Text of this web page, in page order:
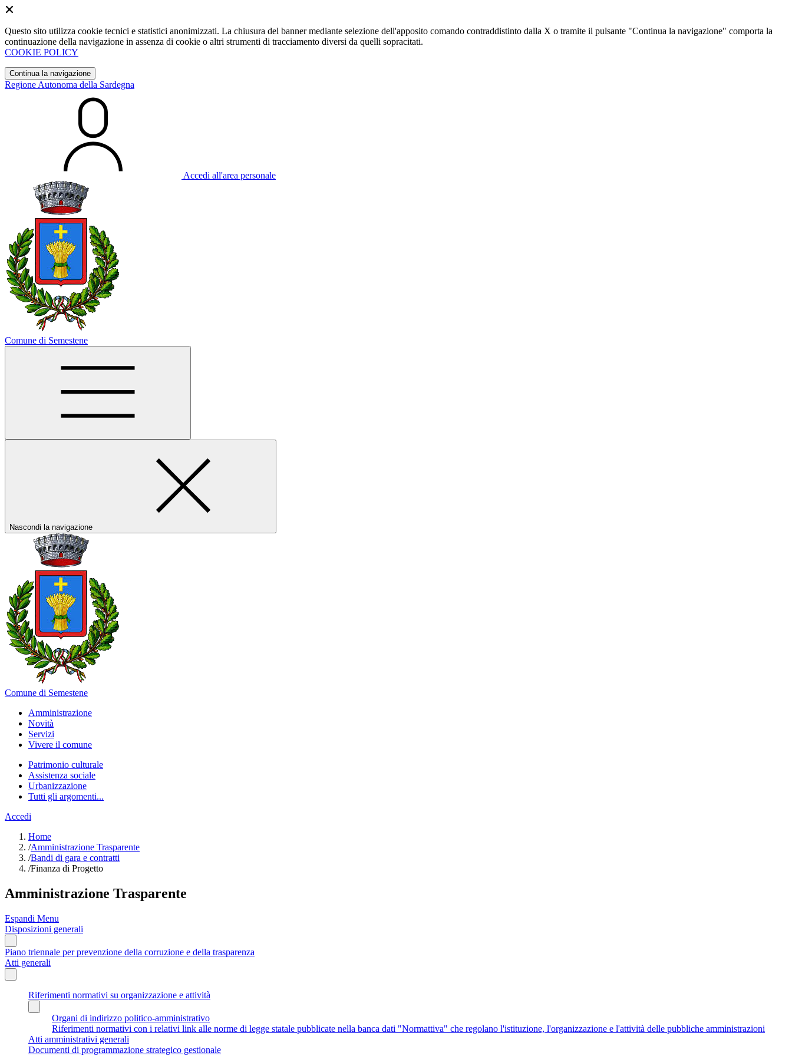
Questo sito utilizza cookie tecnici e statistici anonimizzati. La chiusura del banner mediante selezione dell'apposito comando contraddistinto dalla X o tramite il pulsante "Continua la navigazione" comporta la
continuazione della navigazione in assenza di cookie o altri strumenti di tracciamento diversi da quelli sopracitati.
COOKIE POLICY
Continua la navigazione
Regione Autonoma della Sardegna
Accedi all'area personale
Comune di Semestene
Nascondi la navigazione
Comune di Semestene
Amministrazione
Novità
Servizi
Vivere il comune
Patrimonio culturale
Assistenza sociale
Urbanizzazione
Tutti gli argomenti...
Accedi
Home
/Amministrazione Trasparente
/Bandi di gara e contratti
/Finanza di Progetto
Amministrazione Trasparente
Espandi Menu
Disposizioni generali
Piano triennale per prevenzione della corruzione e della trasparenza
Atti generali
Riferimenti normativi su organizzazione e attività
Organi di indirizzo politico-amministrativo
Riferimenti normativi con i relativi link alle norme di legge statale pubblicate nella banca dati "Normattiva" che regolano l'istituzione, l'organizzazione e l'attività delle pubbliche amministrazioni
Atti amministrativi generali
Documenti di programmazione strategico gestionale